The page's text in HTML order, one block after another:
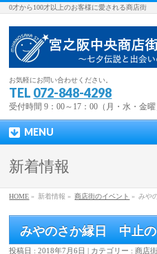
0才から100才以上のお客様に愛される商店街
お気軽にお問い合わせください。
TEL 072-848-4298
受付時間 9：00～17：00（月・水・金曜
MENU
新着情報
HOME » 新着情報 » 商店街のイベント » みや
みやのさか縁日 中止
投稿日 : 2018年7月6日 | カテゴリー :商店